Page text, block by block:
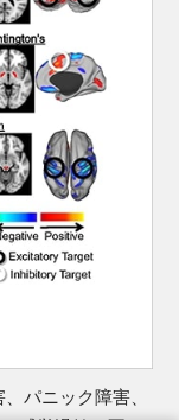
パニック障害、